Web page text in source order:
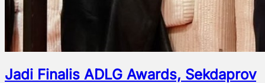
Jadi Finalis ADLG Awards, Sekdaprov